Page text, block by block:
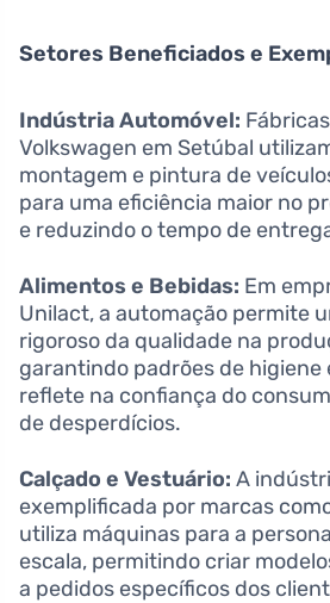
Setores Beneficiados e
Indústria Automóvel:
Volkswagen em Setúbal
montagem e pintura de
para uma eficiência maior no
e reduzindo o tempo de
Alimentos e Bebidas: Em
Unilact, a automação permite
rigoroso da qualidade na
garantindo padrões de higiene
reflete na confiança do
de desperdícios.
Calçado e Vestuário: A
exemplificada por marcas
utiliza máquinas para a
escala, permitindo criar
a pedidos específicos dos